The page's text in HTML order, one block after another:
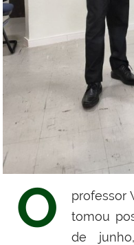
O
professor
tomou
de